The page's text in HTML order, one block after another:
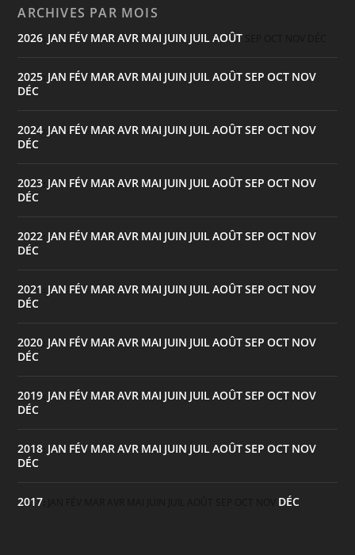
ARCHIVES PAR MOIS
2026 JAN FÉV MAR AVR MAI JUIN JUIL AOÛT
2025 JAN FÉV MAR AVR MAI JUIN JUIL AOÛTSEP OCT NOV
DÉC
2024 JAN FÉV MAR AVR MAI JUIN JUIL AOÛTSEP OCT NOV
DÉC
2023 JAN FÉV MAR AVR MAI JUIN JUIL AOÛTSEP OCT NOV
DÉC
2022 JAN FÉV MAR AVR MAI JUIN JUIL AOÛTSEP OCT NOV
DÉC
2021 JAN FÉV MAR AVR MAI JUIN JUIL AOÛTSEP OCT NOV
DÉC
2020 JAN FÉV MAR AVR MAI JUIN JUIL AOÛTSEP OCT NOV
DÉC
2019 JAN FÉV MAR AVR MAI JUIN JUIL AOÛTSEP OCT NOV
DÉC
2018 JAN FÉV MAR AVR MAI JUIN JUIL AOÛTSEP OCT NOV
DÉC
2017 DÉC